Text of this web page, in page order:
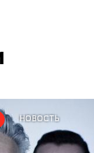
НОВОСТЬ